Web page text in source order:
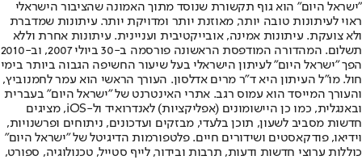
"ישראל היום" הוא גוף תקשורת שנוסד מתוך האמונה שהציבור הישראלי
ראוי לעיתונות טובה יותר, מאוזנת יותר ומדויקת יותר. עיתונות שמדברת
ולא צועקת. עיתונות אמינה, אובייקטיבית ועניינית. עיתונות אחרת וללא
תשלום. המהדורה המודפסת הראשונה פורסמה ב-30 ביולי 2007, וב-2010
הפך "ישראל היום" לעיתון הישראלי בעל שיעור החשיפה הגבוה ביותר בימי
חול. מו"ל העיתון היא ד"ר מרים אדלסון. העורך הראשי הוא עמר לחמנוביץ,
והעורך המייסד הוא עמוס רגב. אתרי האינטרנט של "ישראל היום" בעברית
ובאנגלית, כמו כן היישומונים (אפליקציות) לאנדרואיד ול-iOS, מציגים
חדשות מסביב לשעון, תוכן בלעדי, מבזקים ועדכונים, ניתוחים ופרשנויות,
וידיאו, פודקאסטים ושידורים חיים. פלטפורמות הדיגיטל של "ישראל היום"
כוללות ערוצי חדשות ודעות, תרבות ובידור, לייף סטייל, טכנולוגיה, ספורט,